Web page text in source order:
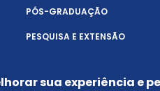
PÓS-GRADUAÇÃO
PESQUISA E EXTENSÃO
sua experiência e